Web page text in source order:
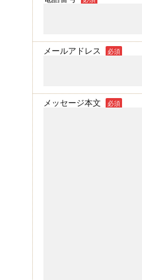
メールアドレス 必須
メッセージ本文 必須